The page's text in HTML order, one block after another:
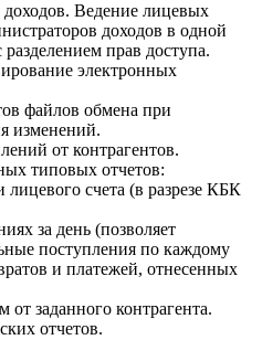
доходов. Ведение лицевых
доходов в одной
прав доступа.
электронных
файлов обмена при
изменений.
от контрагентов.
типовых отчетов:
лицевого счета (в разрезе КБК
за день (позволяет
поступления по каждому
и платежей, отнесенных
от заданного контрагента.
отчетов.